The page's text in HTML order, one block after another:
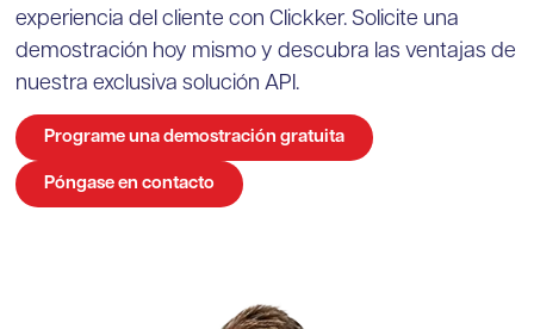
experiencia del cliente con Clickker. Solicite una
demostración hoy mismo y descubra las ventajas de
nuestra exclusiva solución API.
Programe una demostración gratuita
Póngase en contacto